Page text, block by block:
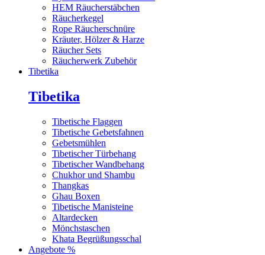
HEM Räucherstäbchen
Räucherkegel
Rope Räucherschnüre
Kräuter, Hölzer & Harze
Räucher Sets
Räucherwerk Zubehör
Tibetika
Tibetika
Tibetische Flaggen
Tibetische Gebetsfahnen
Gebetsmühlen
Tibetischer Türbehang
Tibetischer Wandbehang
Chukhor und Shambu
Thangkas
Ghau Boxen
Tibetische Manisteine
Altardecken
Mönchstaschen
Khata Begrüßungsschal
Angebote %